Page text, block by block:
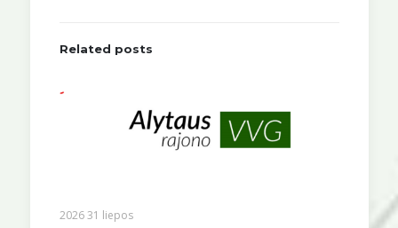
Related posts
2026 31 liepos